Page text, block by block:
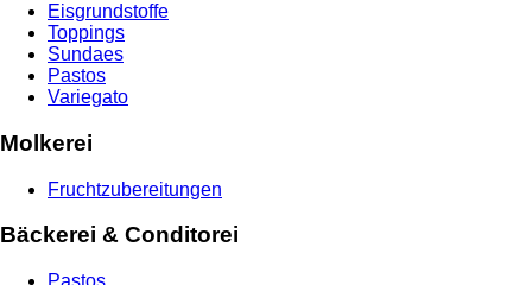
Eisgrundstoffe
Toppings
Sundaes
Pastos
Variegato
Molkerei
Fruchtzubereitungen
Bäckerei & Conditorei